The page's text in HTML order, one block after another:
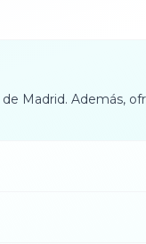
Madrid. Además,